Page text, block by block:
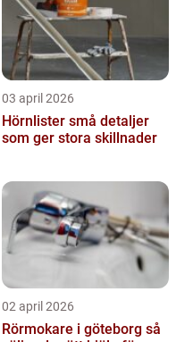
03 april 2026
Hörnlister små detaljer
som ger stora skillnader
02 april 2026
Rörmokare i göteborg så